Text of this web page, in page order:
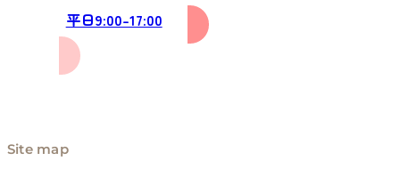
平日9:00-17:00
Site map